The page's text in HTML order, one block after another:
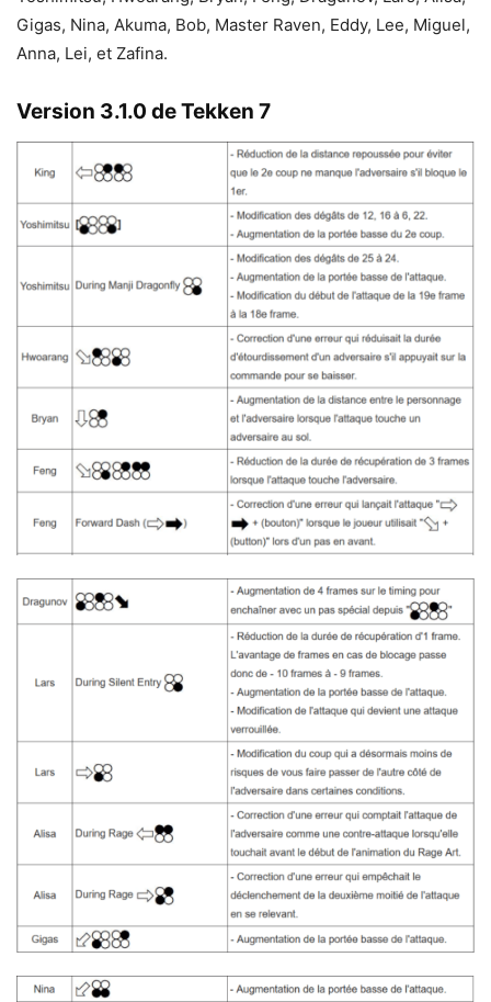
Gigas, Nina, Akuma, Bob, Master Raven, Eddy, Lee, Miguel,
Anna, Lei, et Zafina.
Version 3.1.0 de Tekken 7